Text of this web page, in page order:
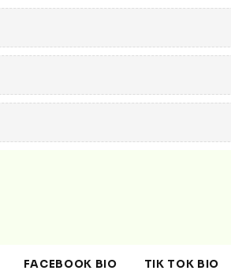
FACEBOOK BIO TIK TOK BIO